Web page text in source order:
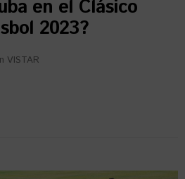
en el Clásico
2023?
VISTAR